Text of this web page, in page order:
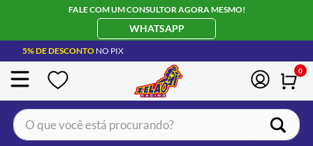
FALE COM UM CONSULTOR AGORA MESMO!
WHATSAPP
5% DE DESCONTO NO PIX
0
O que você está procurando?